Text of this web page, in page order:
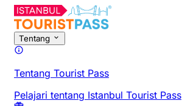
Tentang
Tentang Tourist Pass
Pelajari tentang Istanbul Tourist Pass